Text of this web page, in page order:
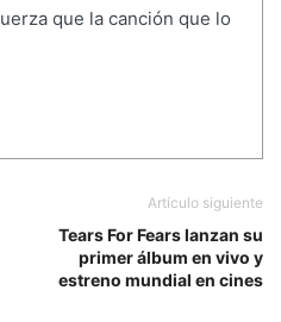
que la canción que lo
Artículo siguiente
Tears For Fears lanzan su
primer álbum en vivo y
estreno mundial en cines